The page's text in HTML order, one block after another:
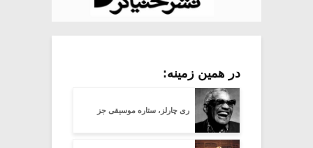
در همین زمینه:
ری چارلز، ستاره موسیقی جز